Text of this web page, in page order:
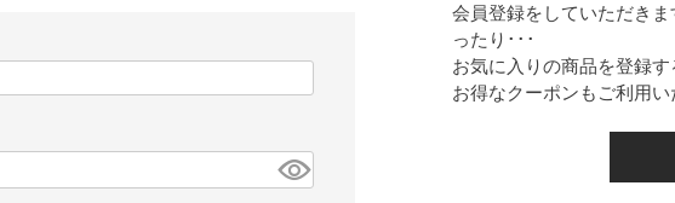
会員登録をしていただき
ったり･･･
お気に入りの商品を登録
お得なクーポンもご利用